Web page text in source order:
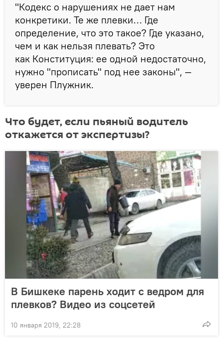
"Кодекс о нарушениях не дает нам
конкретики. Те же плевки… Где
определение, что это такое? Где указано,
чем и как нельзя плевать? Это
как Конституция: ее одной недостаточно,
нужно "прописать" под нее законы", —
уверен Плужник.
Что будет, если пьяный водитель
откажется от экспертизы?
В Бишкеке парень ходит с ведром для
плевков? Видео из соцсетей
10 января 2019, 22:28